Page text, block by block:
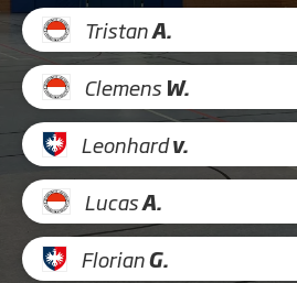
TristanA.
Clemens W.
Leonhardv.
LucasA.
FlorianG.